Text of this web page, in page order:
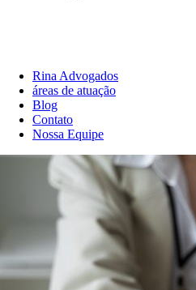
Rina Advogados
áreas de atuação
Blog
Contato
Nossa Equipe